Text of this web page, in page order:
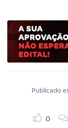
Publicado
0